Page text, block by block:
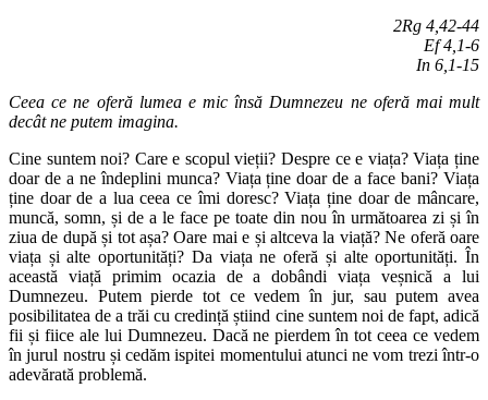
2Rg 4,42-44
Ef 4,1-6
In 6,1-15
Ceea ce ne oferă lumea e mic însă Dumnezeu ne oferă mai mult
decât ne putem imagina.
Cine suntem noi? Care e scopul vieții? Despre ce e viața? Viața ține
doar de a ne îndeplini munca? Viața ține doar de a face bani? Viața
ține doar de a lua ceea ce îmi doresc? Viața ține doar de mâncare,
muncă, somn, și de a le face pe toate din nou în următoarea zi și în
ziua de după și tot așa? Oare mai e și altceva la viață? Ne oferă oare
viața și alte oportunități? Da viața ne oferă și alte oportunități. În
această viață primim ocazia de a dobândi viața veșnică a lui
Dumnezeu. Putem pierde tot ce vedem în jur, sau putem avea
posibilitatea de a trăi cu credință știind cine suntem noi de fapt, adică
fii și fiice ale lui Dumnezeu. Dacă ne pierdem în tot ceea ce vedem
în jurul nostru și cedăm ispitei momentului atunci ne vom trezi într-o
adevărată problemă.